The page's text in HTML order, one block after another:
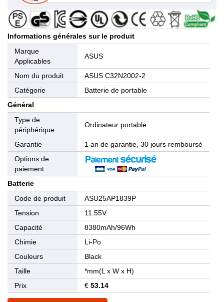
Informations générales sur le produit
Marque
Applicables
ASUS
Nom du produit
ASUS C32N2002-2
Catégorie
Batterie de portable
Général
Type de
périphérique
Ordinateur portable
Garantie
1 an de garantie, 30 jours remboursé
Options de
paiement
Batterie
Code de produit
ASU25AP1839P
Tension
11.55V
Capacité
8380mAh/96Wh
Chimie
Li-Po
Couleurs
Black
Taille
*mm(L x W x H)
Prix
€ 53.14